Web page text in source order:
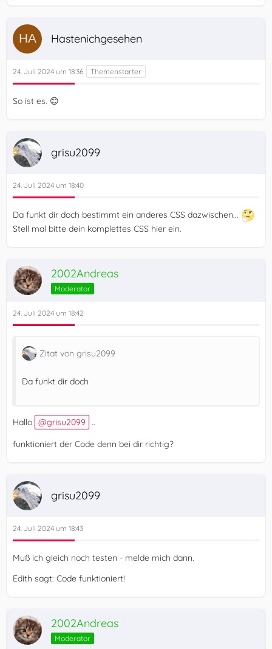
Hastenichgesehen
24. Juli 2024 um 18:36
So ist es. 😊
grisu2099
24. Juli 2024 um 18:40
Da funkt dir doch bestimmt ein anderes CSS dazwischen...
Stell mal bitte dein komplettes CSS hier ein.
2002Andreas
Moderator
24. Juli 2024 um 18:42
Zitat von grisu2099
Da funkt dir doch
Hallo grisu2099
..
funktioniert der Code denn bei dir richtig?
grisu2099
24. Juli 2024 um 18:43
Muß ich gleich noch testen - melde mich dann.
Edith sagt: Code funktioniert!
2002Andreas
Moderator